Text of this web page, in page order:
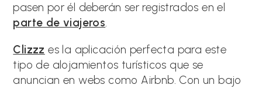
pasen por él deberán ser registrados en el
parte de viajeros.
Clizzz es la aplicación perfecta para este
tipo de alojamientos turísticos que se
anuncian en webs como Airbnb. Con un bajo